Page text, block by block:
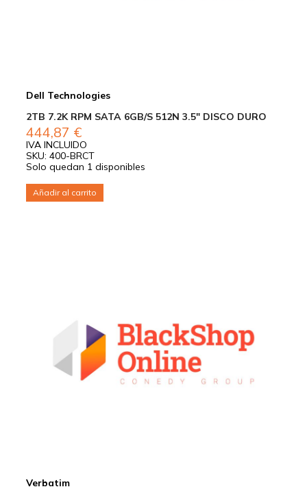
Dell Technologies
2TB 7.2K RPM SATA 6GB/S 512N 3.5″ DISCO DURO
444,87 €
IVA INCLUIDO
SKU: 400-BRCT
Solo quedan 1 disponibles
Añadir al carrito
Verbatim